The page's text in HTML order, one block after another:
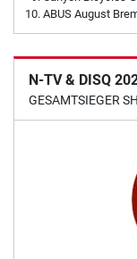
ABUS August
N-TV & DISQ
GESAMTSIEGER